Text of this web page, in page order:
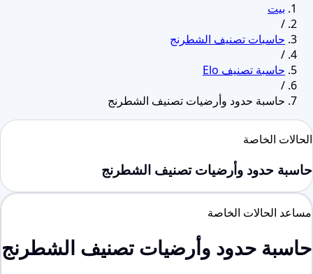
بيت
/
حاسبات تصنيف الشطرنج
/
حاسبة تصنيف Elo
/
حاسبة حدود وأرضيات تصنيف الشطرنج
الحالات الخاصة
حاسبة حدود وأرضيات تصنيف الشطرنج
مساعد الحالات الخاصة
حاسبة حدود وأرضيات تصنيف الشطرنج